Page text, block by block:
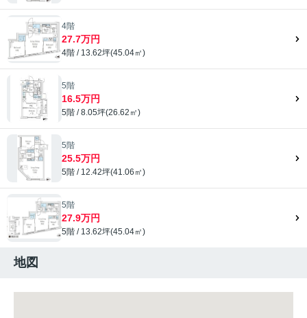
4階
27.7万円
4階 / 13.62坪(45.04㎡)
5階
16.5万円
5階 / 8.05坪(26.62㎡)
5階
25.5万円
5階 / 12.42坪(41.06㎡)
5階
27.9万円
5階 / 13.62坪(45.04㎡)
地図